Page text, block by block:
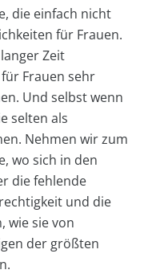
die einfach nicht
für Frauen.
Zeit
Frauen sehr
Und selbst wenn
selten als
Nehmen wir zum
wo sich in den
die fehlende
und die
wie sie von
der größten